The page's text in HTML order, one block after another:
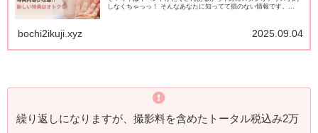
しなくちゃっっ！ そんなあなたに知ってて損のない情報です。
bochi2ikuji.xyz 2025.09.04
繰り返しになりますが、撮影料を含めたトータル税込み2万